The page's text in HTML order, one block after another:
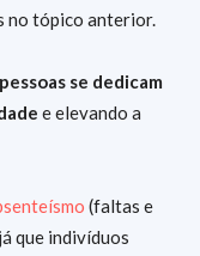
no tópico anterior.
pessoas se dedicam
e elevando a
(faltas e
que indivíduos